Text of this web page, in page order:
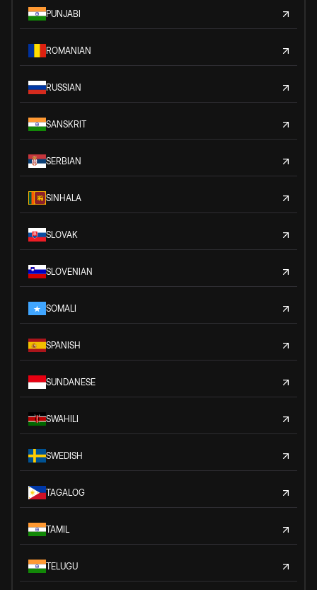
PUNJABI
ROMANIAN
RUSSIAN
SANSKRIT
SERBIAN
SINHALA
SLOVAK
SLOVENIAN
SOMALI
SPANISH
SUNDANESE
SWAHILI
SWEDISH
TAGALOG
TAMIL
TELUGU